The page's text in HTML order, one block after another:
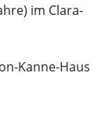
im Clara-
Kanne-Haus